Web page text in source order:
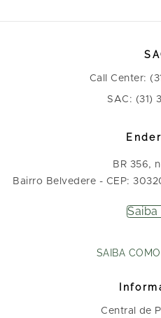
Call Center:
SAC: (31)
BR 356,
Bairro Belvedere - CEP:
Saiba
SAIBA
Central de